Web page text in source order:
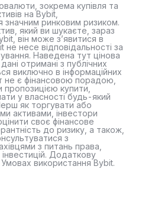
зокрема купівля та
на Bybit,
ринковим ризиком.
який ви шукаєте, зараз
він може з’явитися в
несе відповідальності за
Наведена тут цінова
отримані з публічних
виключно в інформаційних
не є фінансовою порадою,
купити,
у власності будь-який
як торгувати або
активами, інвестори
своє фінансове
до ризику, а також,
з
з питань права,
Додаткову
використання Bybit.